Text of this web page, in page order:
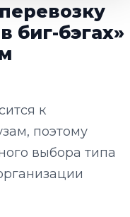
биг-бэгах»
к
поэтому
выбора типа